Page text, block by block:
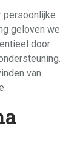
persoonlijke
geloven we
door
van